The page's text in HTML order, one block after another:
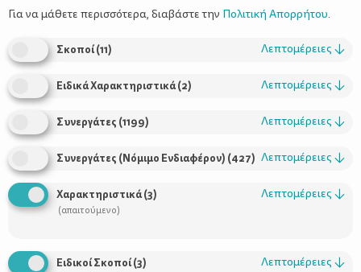
Για να μάθετε περισσότερα, διαβάστε την Πολιτική Απορρήτου.
Σκοποί(11) Λεπτομέρειες ↓
Ειδικά Χαρακτηριστικά(2) Λεπτομέρειες ↓
Συνεργάτες (1199) Λεπτομέρειες ↓
Συνεργάτες (Νόμιμο Ενδιαφέρον) (427) Λεπτομέρειες ↓
Χαρακτηριστικά(3)
(απαιτούμενο)
Λεπτομέρειες ↓
Ειδικοί Σκοποί(3) Λεπτομέρειες ↓